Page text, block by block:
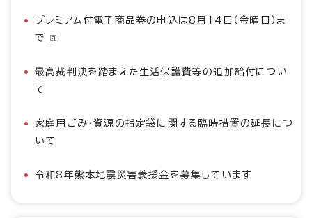
プレミアム付電子商品券の申込は8月14日（金曜日）ま
で
最高裁判決を踏まえた生活保護費等の追加給付につい
て
家庭用ごみ・資源の指定袋に関する臨時措置の延長につ
いて
令和8年熊本地震災害義援金を募集しています